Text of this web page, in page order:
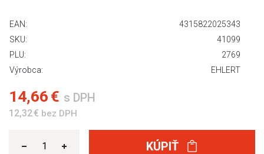
EAN:
4315822025343
SKU:
41099
PLU:
2769
Výrobca:
EHLERT
14,66 € s DPH
12,32 € bez DPH
KÚPIŤ